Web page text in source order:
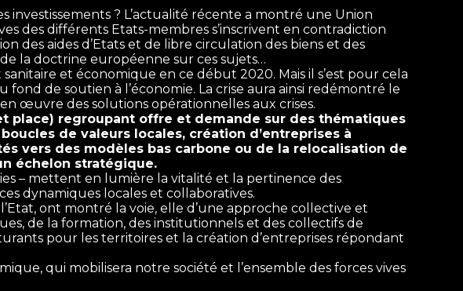
? L’actualité récente a montré une Union
des différents Etats-membres s’inscrivent en contradiction
des aides d’Etats et de libre circulation des biens et des
la doctrine européenne sur ces sujets…
et économique en ce début 2020. Mais il s’est pour cela
de soutien à l’économie. La crise aura ainsi redémontré le
œuvre des solutions opérationnelles aux crises.
place) regroupant offre et demande sur des thématiques
de valeurs locales, création d’entreprises à
vers des modèles bas carbone ou de la relocalisation de
échelon stratégique.
– mettent en lumière la vitalité et la pertinence des
dynamiques locales et collaboratives.
ont montré la voie, elle d’une approche collective et
de la formation, des institutionnels et des collectifs de
pour les territoires et la création d’entreprises répondant
qui mobilisera notre société et l’ensemble des forces vives